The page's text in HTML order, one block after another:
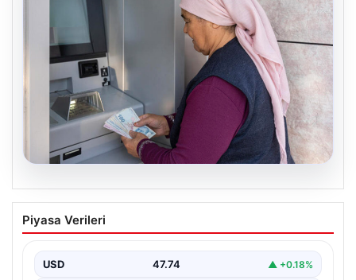
08.08.2026
Emekli maaşı ödemeleri ne zaman
yatacak? SGK, Bağ-Kur, Emekli Sandığı
Piyasa Verileri
USD 47.74 ▲ +0.18%